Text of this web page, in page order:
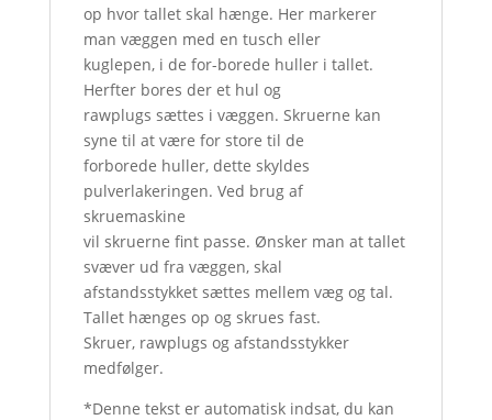
op hvor tallet skal hænge. Her markerer
man væggen med en tusch eller
kuglepen, i de for-borede huller i tallet.
Herfter bores der et hul og
rawplugs sættes i væggen. Skruerne kan
syne til at være for store til de
forborede huller, dette skyldes
pulverlakeringen. Ved brug af
skruemaskine
vil skruerne fint passe. Ønsker man at tallet
svæver ud fra væggen, skal
afstandsstykket sættes mellem væg og tal.
Tallet hænges op og skrues fast.
Skruer, rawplugs og afstandsstykker
medfølger.
*Denne tekst er automatisk indsat, du kan